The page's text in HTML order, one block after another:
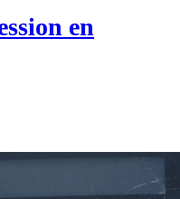
en